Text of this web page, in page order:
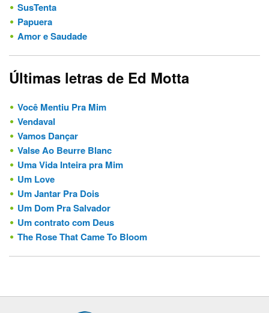
SusTenta
Papuera
Amor e Saudade
Últimas letras de Ed Motta
Você Mentiu Pra Mim
Vendaval
Vamos Dançar
Valse Ao Beurre Blanc
Uma Vida Inteira pra Mim
Um Love
Um Jantar Pra Dois
Um Dom Pra Salvador
Um contrato com Deus
The Rose That Came To Bloom